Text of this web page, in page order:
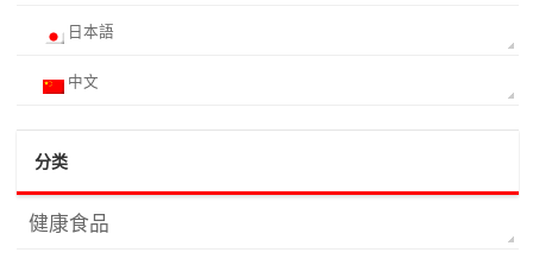
日本語
中文
分类
健康食品